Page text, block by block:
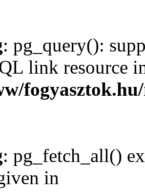
: pg_query():
link resource
: pg_fetch_all()
in